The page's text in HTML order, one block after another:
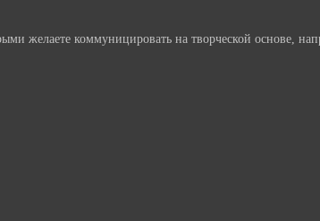
желаете коммуницировать на творческой основе,